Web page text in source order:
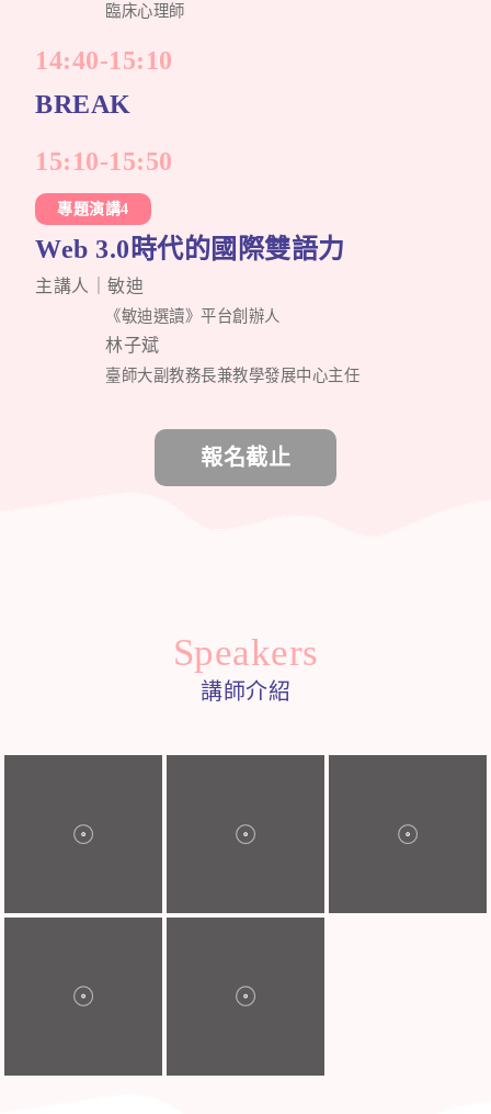
臨床心理師
14:40-15:10
BREAK
15:10-15:50
專題演講4
Web 3.0時代的國際雙語力
主講人｜敏迪
《敏迪選讀》平台創辦人
林子斌
臺師大副教務長兼教學發展中心主任
報名截止
Speakers
講師介紹